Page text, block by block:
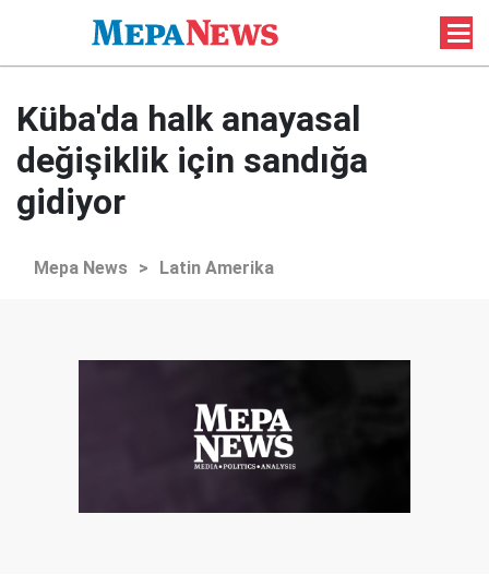
Küba'da halk anayasal
değişiklik için sandığa
gidiyor
Mepa News > Latin Amerika